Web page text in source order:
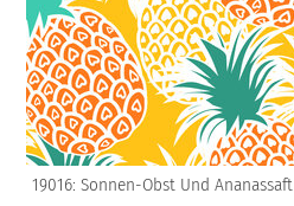
19016: Sonnen-Obst Und Ananassaft